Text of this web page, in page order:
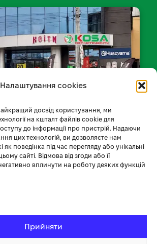
Налаштування cookies
досвід користування, ми
на кшталт файлів cookie для
до інформації про пристрій. Надаючи
цих технологій, ви дозволяєте нам
як поведінка під час перегляду або унікальні
сайті. Відмова від згоди або її
вплинути на роботу деяких функцій
Прийняти
📍 Відкрити на мапі
Умови доставки
Повернення товару